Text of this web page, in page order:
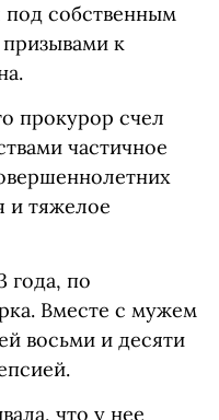
собственным
к
прокурор счел
частичное
и тяжелое
года, по
Вместе с мужем
восьми и десяти
что у нее